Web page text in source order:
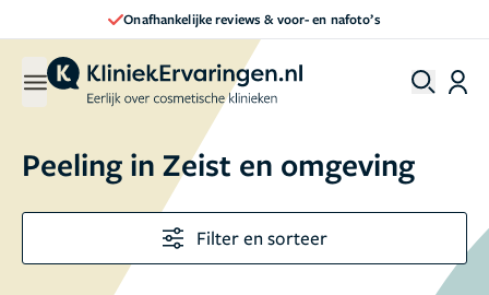
Direct een afspraak maken
Peeling in Zeist en omgeving
Filter en sorteer